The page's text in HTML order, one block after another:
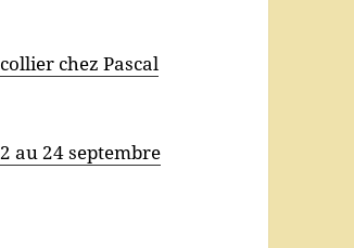
chez Pascal
au 24 septembre